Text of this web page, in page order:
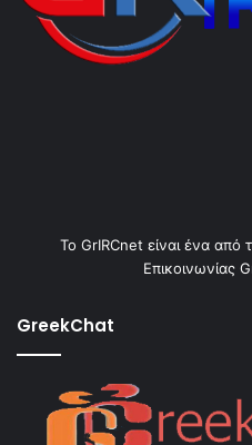
Το GrIRCnet είναι ένα από
Επικοινωνίας
GreekChat